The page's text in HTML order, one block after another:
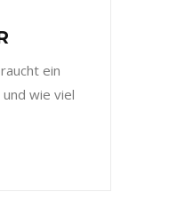
ein
wie viel